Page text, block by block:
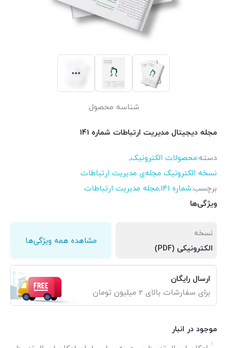
شناسه محصول:
مجله دیجیتال مدیریت ارتباطات شماره 141
دسته:محصولات الکترونیک,
نسخه الکترونیک مجله‌ی مدیریت ارتباطات
برچسب:شماره 141 ,مجله مدیریت ارتباطات
ویژگی‌ها
نسخه
الکترونیکی (PDF)
مشاهده همه ویژگی‌ها
ارسال رایگان
برای سفارشات بالای 2 میلیون تومان
موجود در انبار